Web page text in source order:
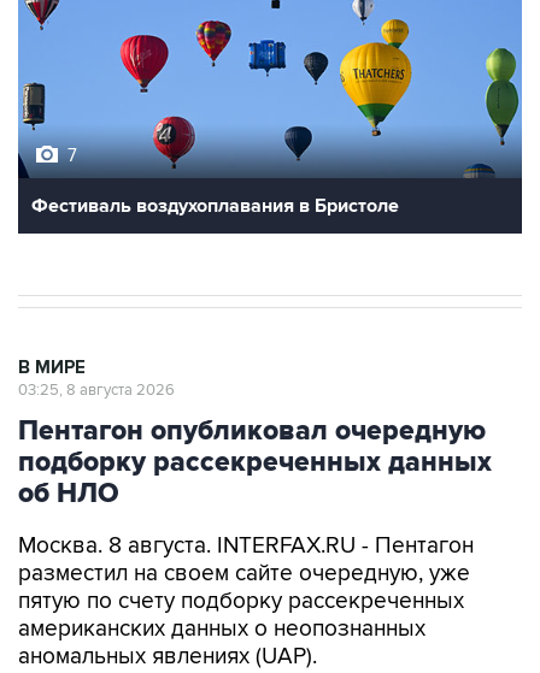
7
Фестиваль воздухоплавания в Бристоле
В МИРЕ
03:25, 8 августа 2026
Пентагон опубликовал очередную
подборку рассекреченных данных
об НЛО
Москва. 8 августа. INTERFAX.RU - Пентагон
разместил на своем сайте очередную, уже
пятую по счету подборку рассекреченных
американских данных о неопознанных
аномальных явлениях (UAP).